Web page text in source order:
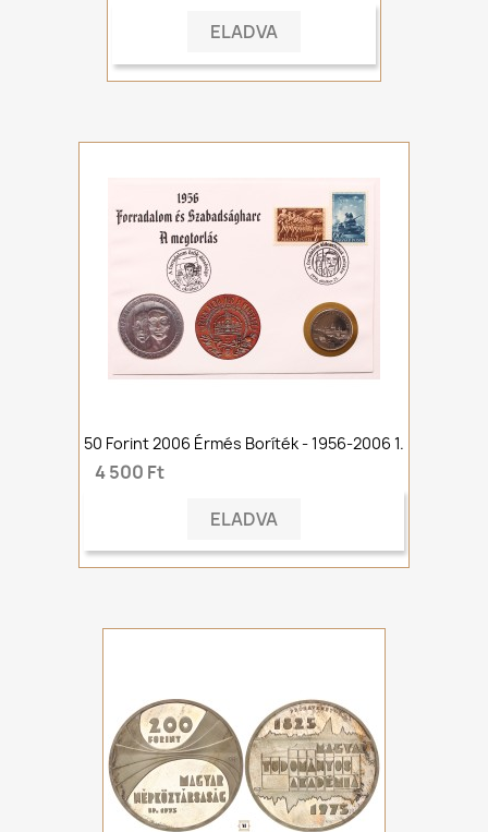
ELADVA
50 Forint 2006 Érmés Boríték - 1956-2006 1.
4 500 Ft
ELADVA